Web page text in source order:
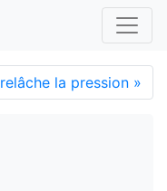
la pression »